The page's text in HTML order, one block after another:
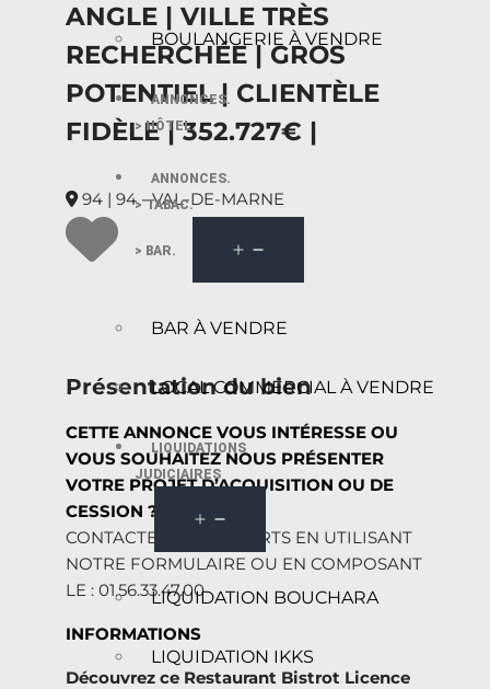
BOULANGERIE À VENDRE
ANNONCES.
> HÔTEL.
ANNONCES.
> TABAC.
> BAR.
BAR À VENDRE
LOCAL COMMERCIAL À VENDRE
LIQUIDATIONS
JUDICIAIRES
LIQUIDATION BOUCHARA
LIQUIDATION IKKS
ANGLE | VILLE TRÈS
RECHERCHÉE | GROS
POTENTIEL | CLIENTÈLE
FIDÈLE | 352.727€ |
94 | 94 - VAL-DE-MARNE
Présentation du bien
CETTE ANNONCE VOUS INTÉRESSE OU
VOUS SOUHAITEZ NOUS PRÉSENTER
VOTRE PROJET D’ACQUISITION OU DE
CESSION ?
CONTACTEZ NOS EXPERTS EN UTILISANT
NOTRE FORMULAIRE OU EN COMPOSANT
LE : 01.56.33.47.00
INFORMATIONS
Découvrez ce Restaurant Bistrot Licence